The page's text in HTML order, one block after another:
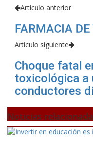
Artículo anterior
FARMACIA DE
Artículo siguiente
Choque fatal
toxicológica a
conductores
Noticias